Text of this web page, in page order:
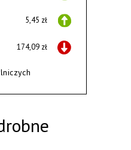
5,45 zł
174,09 zł